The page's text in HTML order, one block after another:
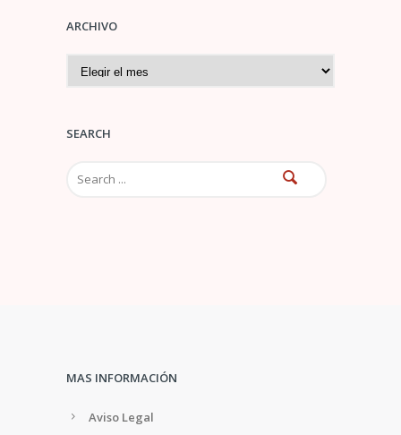
ARCHIVO
iSEARCH
MAS INFORMACIÓN
Aviso Legal